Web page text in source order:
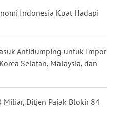
Indonesia Kuat Hadapi
Antidumping untuk Impor
Selatan, Malaysia, dan
Miliar, Ditjen Pajak Blokir 84